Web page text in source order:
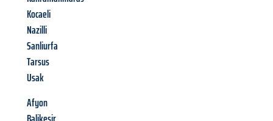
Kocaeli
Nazilli
Sanliurfa
Tarsus
Usak
Afyon